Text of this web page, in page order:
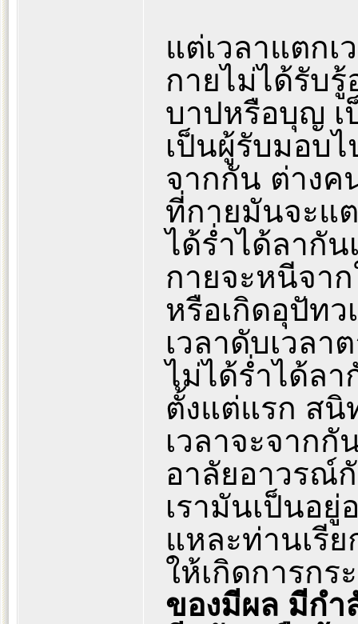
แต่เวลาแตก
กายไม่ได้รับรู้
บาปหรือบุญ เ
เป็นผู้รับมอบ
จากกัน ต่างค
ที่กายมันจะแ
ได้ร่ำได้ลากัน
กายจะหนีจา
หรือเกิดอุปัทว
เวลาดับเวลา
ไม่ได้ร่ำได้ล
ตั้งแต่แรก ส
เวลาจะจากกั
อาลัยอาวรณ์
เรามันเป็นอ
แหละท่านเรี
ให้เกิดการก
ของมีผล มีกำ